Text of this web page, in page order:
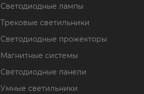
Светодиодные лампы
Трековые светильники
Светодиодные прожекторы
Магнитные системы
Светодиодные панели
Умные светильники